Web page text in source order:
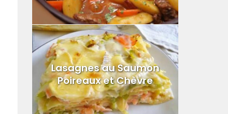
Lasagnes au Saumon
Poireaux et Chèvre